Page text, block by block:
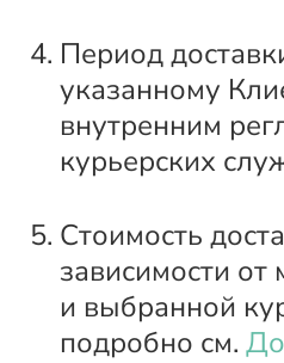
Период
указанному
внутренним
курьерских
Стоимость
зависимости
и выбранной
подробно см.